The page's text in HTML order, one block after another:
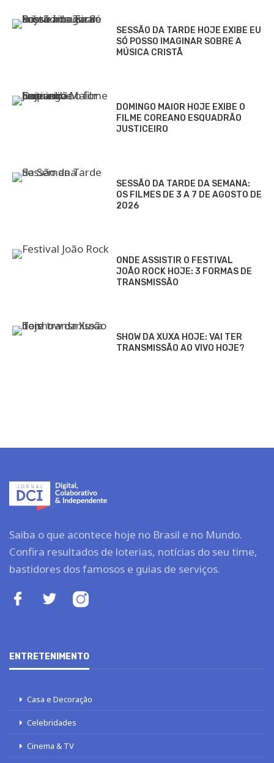
SESSÃO DA TARDE HOJE EXIBE EU
SÓ POSSO IMAGINAR SOBRE A
MÚSICA CRISTÃ
DOMINGO MAIOR HOJE EXIBE O
FILME COREANO ESQUADRÃO
JUSTICEIRO
SESSÃO DA TARDE DA SEMANA:
OS FILMES DE 3 A 7 DE AGOSTO DE
2026
ONDE ASSISTIR O FESTIVAL
JOÃO ROCK HOJE: 3 FORMAS DE
TRANSMISSÃO
SHOW DA XUXA HOJE: VAI TER
TRANSMISSÃO AO VIVO HOJE?
Saiba o que acontece hoje no Brasil e no Mundo.
Confira resultados de loterias, notícias do seu time,
bastidores dos famosos e guias de serviços.
ENTRETENIMENTO
Casa e Decoração
Celebridades
Cinema & TV